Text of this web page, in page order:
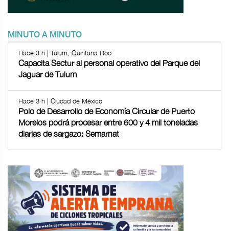
MINUTO A MINUTO
Hace 3 h | Tulum, Quintana Roo
Capacita Sectur al personal operativo del Parque del
Jaguar de Tulum
Hace 3 h | Ciudad de México
Polo de Desarrollo de Economía Circular de Puerto
Morelos podrá procesar entre 600 y 4 mil toneladas
diarias de sargazo: Semarnat